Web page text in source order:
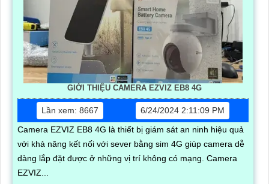
GIỚI THIỆU CAMERA EZVIZ EB8 4G
Lần xem: 8667
6/24/2024 2:11:09 PM
Camera EZVIZ EB8 4G là thiết bị giám sát an ninh hiệu quả
với khả năng kết nối với sever bằng sim 4G giúp camera dễ
dàng lắp đặt được ở những vị trí không có mạng. Camera
EZVIZ...